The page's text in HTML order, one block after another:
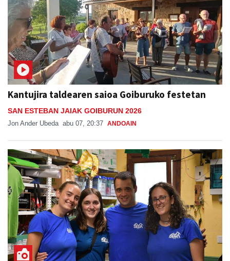
Kantujira taldearen saioa Goiburuko festetan
SAN ESTEBAN JAIAK GOIBURUN 2026
Jon Ander Ubeda abu 07, 20:37 ANDOAIN